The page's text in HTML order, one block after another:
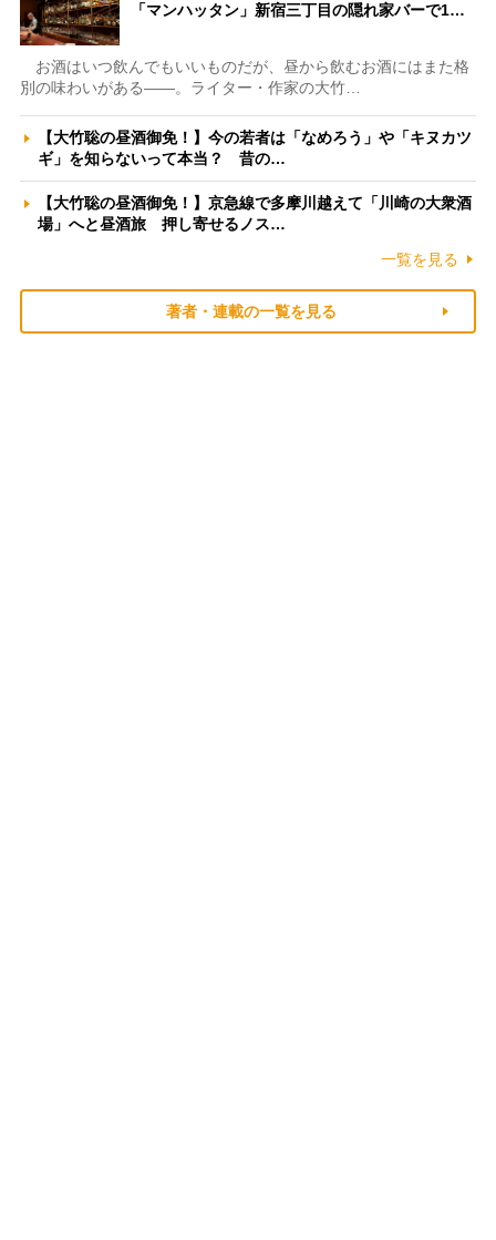
「マンハッタン」新宿三丁目の隠れ家バーで1…
お酒はいつ飲んでもいいものだが、昼から飲むお酒にはまた格
別の味わいがある――。ライター・作家の大竹…
【大竹聡の昼酒御免！】今の若者は「なめろう」や「キヌカツ
ギ」を知らないって本当？ 昔の…
【大竹聡の昼酒御免！】京急線で多摩川越えて「川崎の大衆酒
場」へと昼酒旅 押し寄せるノス…
一覧を見る
著者・連載の一覧を見る